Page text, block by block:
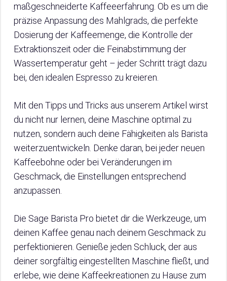
maßgeschneiderte Kaffeeerfahrung. Ob es um die
präzise Anpassung des Mahlgrads, die perfekte
Dosierung der Kaffeemenge, die Kontrolle der
Extraktionszeit oder die Feinabstimmung der
Wassertemperatur geht – jeder Schritt trägt dazu
bei, den idealen Espresso zu kreieren.
Mit den Tipps und Tricks aus unserem Artikel wirst
du nicht nur lernen, deine Maschine optimal zu
nutzen, sondern auch deine Fähigkeiten als Barista
weiterzuentwickeln. Denke daran, bei jeder neuen
Kaffeebohne oder bei Veränderungen im
Geschmack, die Einstellungen entsprechend
anzupassen.
Die Sage Barista Pro bietet dir die Werkzeuge, um
deinen Kaffee genau nach deinem Geschmack zu
perfektionieren. Genieße jeden Schluck, der aus
deiner sorgfältig eingestellten Maschine fließt, und
erlebe, wie deine Kaffeekreationen zu Hause zum